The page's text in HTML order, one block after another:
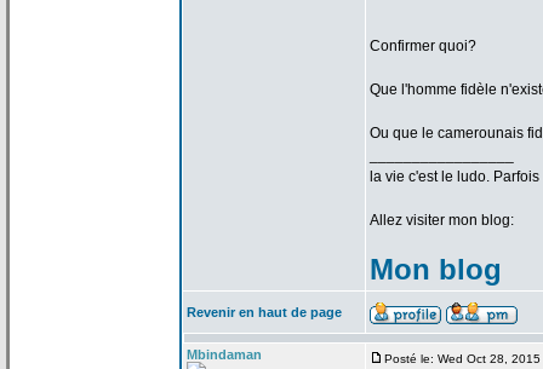
Confirmer quoi?
Que l'homme fidèle
Ou que le camerounais
la vie c'est le ludo.
Allez visiter mon blog:
Mon blog
Revenir en haut de page
Mbindaman Posté le: Wed Oct 28,